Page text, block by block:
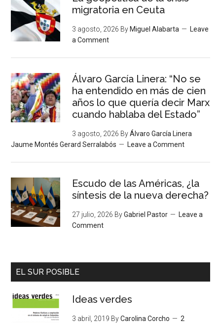
migratoria en Ceuta
3 agosto, 2026 By Miguel Alabarta
Leave
a Comment
Álvaro García Linera: “No se
ha entendido en más de cien
años lo que quería decir Marx
cuando hablaba del Estado”
3 agosto, 2026 ByÁlvaro García Linera
Jaume Montés Gerard Serralabós
Leave a Comment
Escudo de las Américas, ¿la
síntesis de la nueva derecha?
27 julio, 2026 ByGabriel Pastor
Leave a
Comment
EL SUR POSIBLE
Ideas verdes
3 abril, 2019 ByCarolina Corcho
2